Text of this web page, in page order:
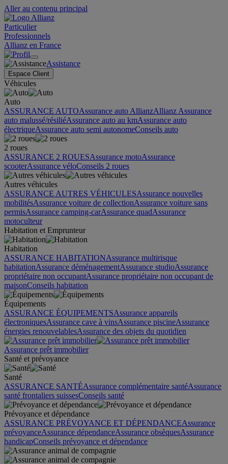
Aller au contenu principal
Particulier
Professionnels
Allianz en France
Assistance
Espace Client
Véhicules
Auto
ASSURANCE AUTOAssurance auto AllianzAllianz Assurance
auto malussé/résiliéAssurance auto au kmAssurance auto
électriqueAssurance auto semi autonomeConseils auto
2 roues
ASSURANCE 2 ROUESAssurance motoAssurance
scooterAssurance véloConseils 2 roues
Autres véhicules
ASSURANCE AUTRES VÉHICULESAssurance nouvelles
mobilitésAssurance voiture de collectionAssurance voiture sans
permisAssurance camping-carAssurance quadAssurance
motoculteur
Habitation et Emprunteur
Habitation
ASSURANCE HABITATIONAssurance multirisque
habitationAssurance déménagementAssurance studioAssurance
propriétaire non occupantAssurance propriétaire non occupant de
maisonConseils habitation
Équipements
ASSURANCE ÉQUIPEMENTSAssurance appareils
électroniquesAssurance cave à vinsAssurance piscineAssurance
énergies renouvelablesAssurance des objets du quotidien
Assurance prêt immobilier
Santé et prévoyance
Santé
ASSURANCE SANTÉAssurance complémentaire santéAssurance
santé frontaliers suissesConseils santé
Prévoyance et dépendance
ASSURANCE PRÉVOYANCE ET DÉPENDANCEAssurance
prévoyanceAssurance dépendanceAssurance obsèquesAssurance
handicapConseils prévoyance et dépendance